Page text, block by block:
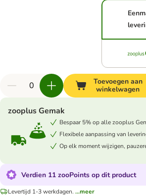
Toevoegen aan
winkelwagen
zooplus Gemak
Bespaar 5% op alle zooplus
Flexibele aanpassing van
Op elk moment wijzigen,
Verdien 11 zooPoints op dit product
Levertijd 1-3 werkdagen. ...meer